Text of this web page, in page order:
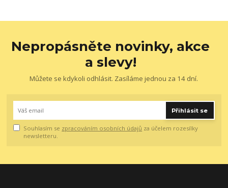
Nepropásněte novinky, akce
a slevy!
Můžete se kdykoli odhlásit. Zasíláme jednou za 14 dní.
Přihlásit se
Souhlasím se zpracováním osobních údajů za účelem rozesílky
newsletteru.